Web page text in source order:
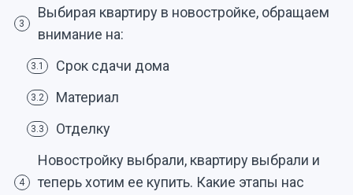
3
Выбирая квартиру в новостройке, обращаем
внимание на:
3.1 Срок сдачи дома
3.2 Материал
3.3 Отделку
4
Новостройку выбрали, квартиру выбрали и
теперь хотим ее купить. Какие этапы нас